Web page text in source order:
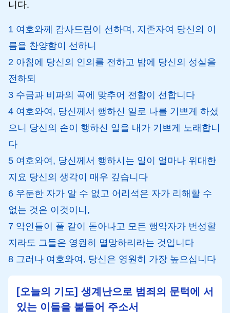
니다.
1 여호와께 감사드림이 선하며, 지존자여 당신의 이
름을 찬양함이 선하니
2 아침에 당신의 인의를 전하고 밤에 당신의 성실을
전하되
3 수금과 비파의 곡에 맞추어 전함이 선합니다
4 여호와여, 당신께서 행하신 일로 나를 기쁘게 하셨
으니 당신의 손이 행하신 일을 내가 기쁘게 노래합니
다
5 여호와여, 당신께서 행하시는 일이 얼마나 위대한
지요 당신의 생각이 매우 깊습니다
6 우둔한 자가 알 수 없고 어리석은 자가 리해할 수
없는 것은 이것이니,
7 악인들이 풀 같이 돋아나고 모든 행악자가 번성할
지라도 그들은 영원히 멸망하리라는 것입니다
8 그러나 여호와여, 당신은 영원히 가장 높으십니다
[오늘의 기도] 생계난으로 범죄의 문턱에 서
있는 이들을 붙들어 주소서